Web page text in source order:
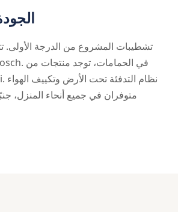
تشطيبات المشروع من الدرجة الأولى.
متوفران في جميع أنحاء المنزل،